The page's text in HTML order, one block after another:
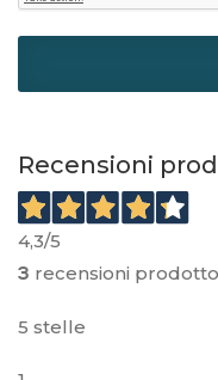
Recensioni
4,3/5
3 recensioni prodotto
5 stelle